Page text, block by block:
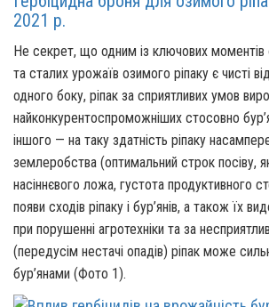
2021 р.
Не секрет, що одним із ключових моментів
та сталих урожаїв озимого ріпаку є чисті
одного боку, ріпак за сприятливих умов
найконкурентоспроможніших стосовно
іншого — на таку здатність ріпаку
землеробства (оптимальний строк посіву,
насіннєвого ложа, густота продуктивного
появи сходів ріпаку і бур’янів, а також їх
при порушенні агротехніки та за
(передусім нестачі опадів) ріпак може
бур’янами (Фото 1).